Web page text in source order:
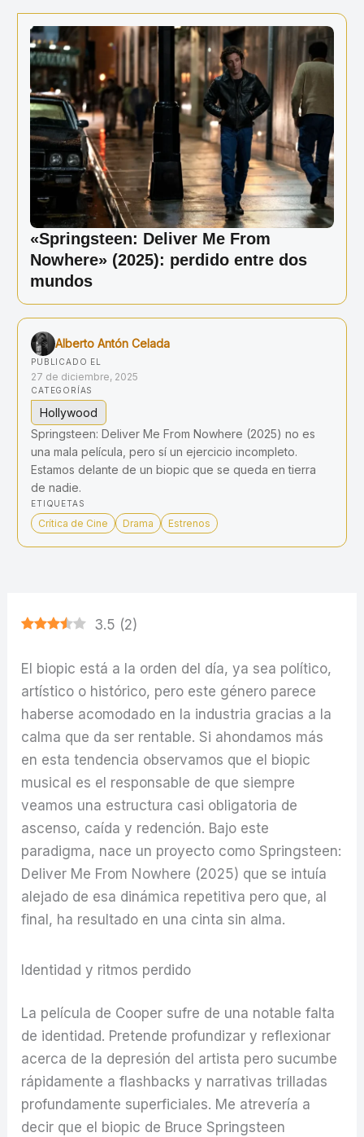
contenido
«Springsteen: Deliver Me From
Nowhere» (2025): perdido entre dos
mundos
Alberto Antón Celada
PUBLICADO EL
27 de diciembre, 2025
CATEGORÍAS
Hollywood
Springsteen: Deliver Me From Nowhere (2025) no es
una mala película, pero sí un ejercicio incompleto.
Estamos delante de un biopic que se queda en tierra
de nadie.
ETIQUETAS
Crítica de Cine Drama Estrenos
3.5 (2)
El biopic está a la orden del día, ya sea político,
artístico o histórico, pero este género parece
haberse acomodado en la industria gracias a la
calma que da ser rentable. Si ahondamos más
en esta tendencia observamos que el biopic
musical es el responsable de que siempre
veamos una estructura casi obligatoria de
ascenso, caída y redención. Bajo este
paradigma, nace un proyecto como Springsteen:
Deliver Me From Nowhere (2025) que se intuía
alejado de esa dinámica repetitiva pero que, al
final, ha resultado en una cinta sin alma.
Identidad y ritmos perdido
La película de Cooper sufre de una notable falta
de identidad. Pretende profundizar y reflexionar
acerca de la depresión del artista pero sucumbe
rápidamente a flashbacks y narrativas trilladas
profundamente superficiales. Me atrevería a
decir que el biopic de Bruce Springsteen